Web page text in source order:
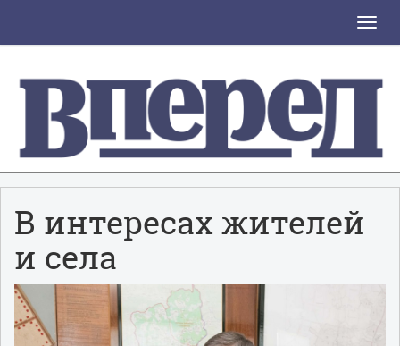
Toggle
В интересах жителей
и села